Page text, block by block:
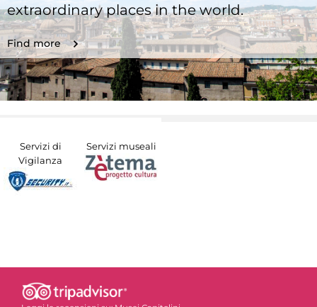
extraordinary places in the world.
Find more
Servizi di
Vigilanza
Servizi museali